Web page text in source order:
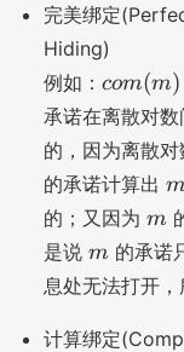
完美绑定
Hiding)
例如： c
o
m
(
m
)
=
g
^
m
com(m)
承诺在离散对
的，因为离散
的承诺计算出 m
的；又因为 m
m
是说 m
m 的承诺
息处无法打开，
计算绑定